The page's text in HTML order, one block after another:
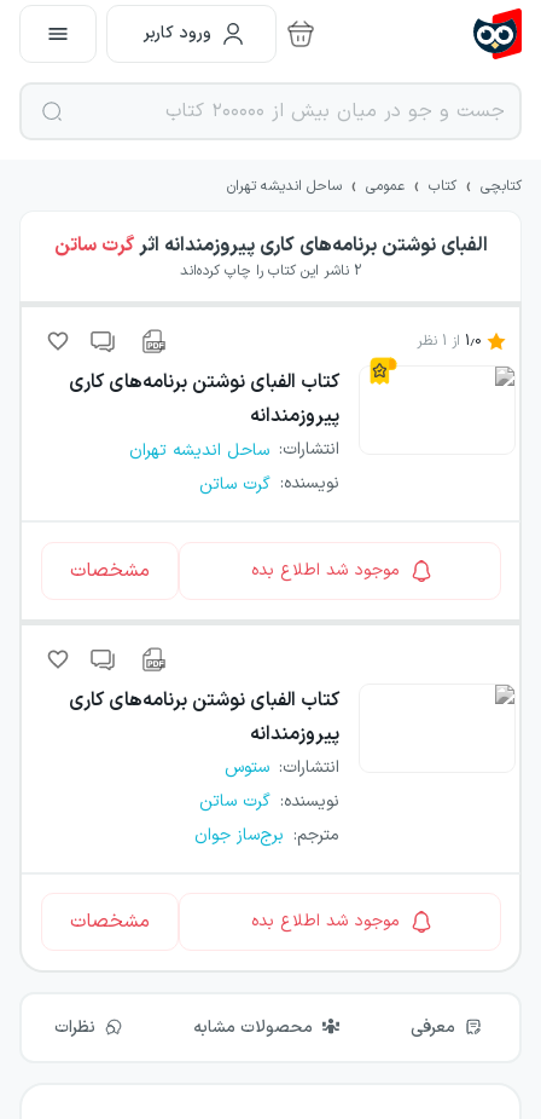
ورود کاربر
کتابچی › کتاب › عمومی › ساحل اندیشه تهران
الفبای نوشتن برنامه‌های کاری پیروزمندانه اثرگرت ساتن
2 ناشر این کتاب را چاپ کرده‌اند
1.0 از 1 نظر
کتاب الفبای نوشتن برنامه‌های کاری
پیروزمندانه
انتشارات: ساحل اندیشه تهران
نویسنده: گرت ساتن
موجود شد اطلاع بده مشخصات
کتاب الفبای نوشتن برنامه‌های کاری
پیروزمندانه
انتشارات: ستوس
نویسنده: گرت ساتن
مترجم: برج‌ساز جوان
موجود شد اطلاع بده مشخصات
معرفی محصولات مشابه نظرات